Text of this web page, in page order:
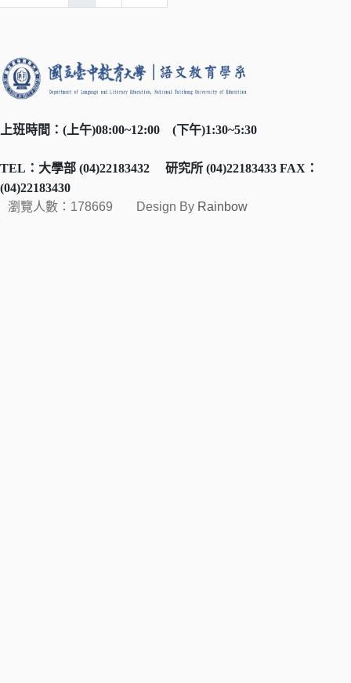
上班時間： ( 上午)08:00~12:00 (下午)1:30~5:30
TEL ：大學部 (04)22183432 研究所 (04)22183433 FAX ：
(04)22183430
瀏覽人數：178669
Design By Rainbow